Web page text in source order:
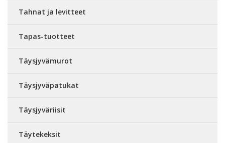
Tahnat ja levitteet
Tapas-tuotteet
Täysjyvämurot
Täysjyväpatukat
Täysjyväriisit
Täytekeksit